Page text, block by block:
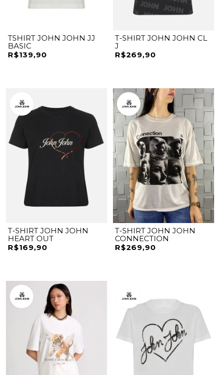
TSHIRT JOHN JOHN JJ
BASIC
R$139,90
T-SHIRT JOHN JOHN CL
J
R$269,90
T-SHIRT JOHN JOHN
HEART OUT
R$169,90
T-SHIRT JOHN JOHN
CONNECTION
R$269,90